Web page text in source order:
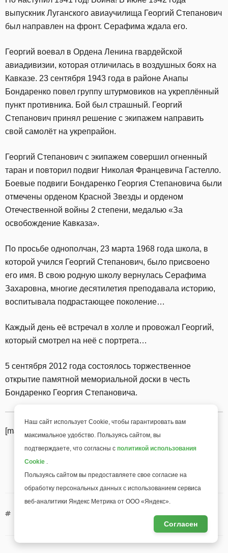
выпускник Луганского авиаучилища Георгий Степанович
был направлен на фронт. Серафима ждала его.
Георгий воевал в Ордена Ленина гвардейской
авиадивизии, которая отличилась в воздушных боях на
Кавказе. 23 сентября 1943 года в районе Анапы
Бондаренко повел группу штурмовиков на укреплённый
пункт противника. Бой был страшный. Георгий
Степанович принял решение с экипажем направить
свой самолёт на укрепрайон.
Георгий Степанович с экипажем совершил огненный
таран и повторил подвиг Николая Францевича Гастелло.
Боевые подвиги Бондаренко Георгия Степановича были
отмечены орденом Красной Звезды и орденом
Отечественной войны 2 степени, медалью «За
освобождение Кавказа».
По просьбе однополчан, 23 марта 1968 года школа, в
которой учился Георгий Степанович, было присвоено
его имя. В свою родную школу вернулась Серафима
Захаровна, многие десятилетия преподавала историю,
воспитывала подрастающее поколение…
Каждый день её встречал в холле и провожал Георгий,
который смотрел на неё с портрета…
5 сентября 2012 года состоялось торжественное
открытие памятной мемориальной доски в честь
Бондаренко Георгия Степановича.
[mailerlite_form form_id=4]
Наш сайт использует Cookie, чтобы гарантировать вам
максимальное удобство. Пользуясь сайтом, вы
подтверждаете, что согласны с политикой использования
Cookie .
Пользуясь сайтом вы предоставляете свое согласие на
обработку персональных данных с использованием сервиса
веб-аналитики Яндекс Метрика от ООО «Яндекс».
Согласен